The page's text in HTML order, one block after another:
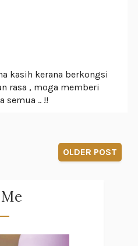
kasih kerana berkongsi
rasa , moga memberi
semua .. !!
OLDER POST